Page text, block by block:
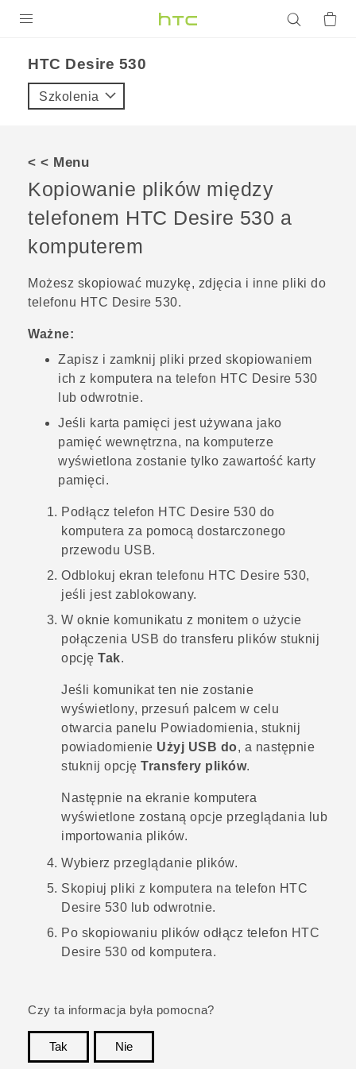
VIVE
VIVERSE
POMOC TECHNICZNA
Urządzenia i akcesoria HTC
Zaloguj się
HTC Desire 530‎
Szkolenia
< < Menu
Kopiowanie plików między
telefonem HTC Desire 530 a
komputerem
Możesz skopiować muzykę, zdjęcia i inne pliki do
telefonu HTC Desire 530.
Ważne:
Zapisz i zamknij pliki przed skopiowaniem
ich z komputera na telefon HTC Desire 530
lub odwrotnie.
Jeśli karta pamięci jest używana jako
pamięć wewnętrzna, na komputerze
wyświetlona zostanie tylko zawartość karty
pamięci.
Podłącz telefon HTC Desire 530 do
komputera za pomocą dostarczonego
przewodu USB.
Odblokuj ekran telefonu HTC Desire 530,
jeśli jest zablokowany.
W oknie komunikatu z monitem o użycie
połączenia USB do transferu plików stuknij
opcję Tak.
Jeśli komunikat ten nie zostanie
wyświetlony, przesuń palcem w celu
otwarcia panelu Powiadomienia, stuknij
powiadomienie Użyj USB do, a następnie
stuknij opcję Transfery plików.
Następnie na ekranie komputera
wyświetlone zostaną opcje przeglądania lub
importowania plików.
Wybierz przeglądanie plików.
Skopiuj pliki z komputera na telefon HTC
Desire 530 lub odwrotnie.
Po skopiowaniu plików odłącz telefon HTC
Desire 530 od komputera.
Czy ta informacja była pomocna?
Tak
Nie